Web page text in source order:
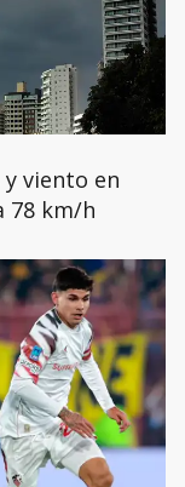
viento en
78 km/h